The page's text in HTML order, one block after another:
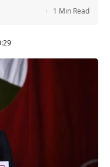
1 Min Read